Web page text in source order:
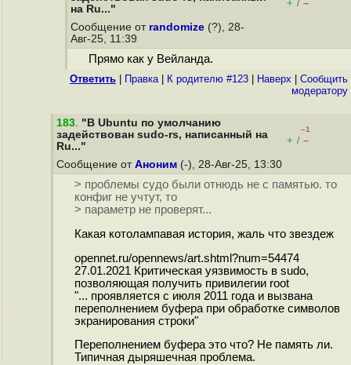
на Ru..."
+ / –
Сообщение от randomize (?), 28-
Авг-25, 11:39
Прямо как у Вейланда.
Ответить Правка| К родителю #123 Наверх
Cообщить
модератору
183. "В Ubuntu по умолчанию
задействован sudo-rs, написанный на
Ru..."
–1
+ / –
Сообщение от Аноним (-), 28-Авг-25, 13:30
> проблемы судо были отнюдь не с памятью. то
конфиг не учтут, то
> параметр не проверят...
Какая котолампавая история, жаль что звездеж
opennet.ru/opennews/art.shtml?num=54474
27.01.2021 Критическая уязвимость в sudo,
позволяющая получить привилегии root
"... проявляется с июля 2011 года и вызвана
переполнением буфера при обработке символов
экранирования строки"
Переполнением буфера это что? Не память ли.
Типичная дыряшечная проблема.